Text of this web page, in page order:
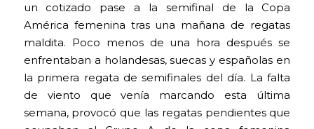
un cotizado pase a la semifinal de la Copa
América femenina tras una mañana de regatas
maldita. Poco menos de una hora después se
enfrentaban a holandesas, suecas y españolas en
la primera regata de semifinales del día. La falta
de viento que venía marcando esta última
semana, provocó que las regatas pendientes que